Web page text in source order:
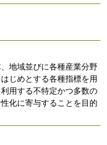
地域並びに各種産業分野
じめとする各種指標を用
用する不特定かつ多数の
化に寄与することを目的